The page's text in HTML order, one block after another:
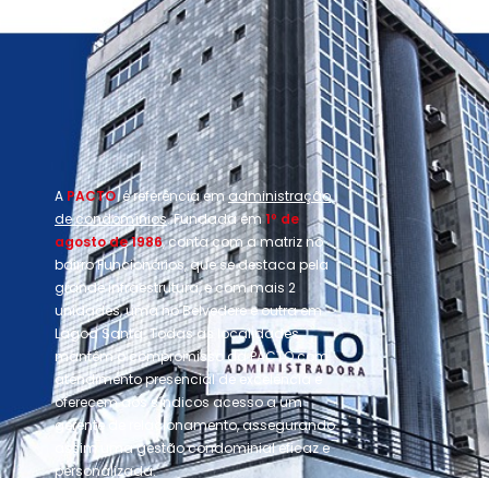
A PACTOé referência emadministração
de condomínios. Fundada em1º de
agosto de 1986, conta com a matriz no
bairro Funcionários, que se destaca pela
grande infraestrutura, e com mais 2
unidades, uma no Belvedere e outra em
Lagoa Santa. Todas as localidades
mantêm o compromisso da PACTO com
atendimento presencial de excelência e
oferecem aos síndicos acesso a um
gerente de relacionamento, assegurando
assim uma gestão condominial eficaz e
personalizada.